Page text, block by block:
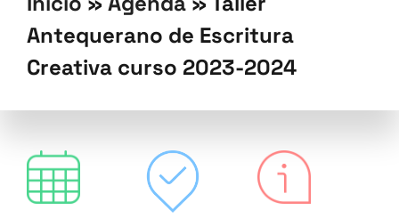
Antequerano de Escritura
Creativa curso 2023-2024